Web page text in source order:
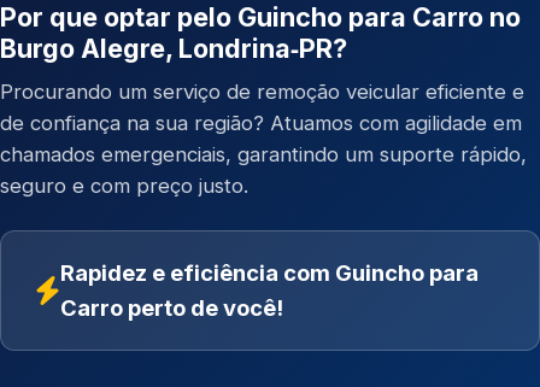
Por que optar pelo Guincho para Carro no
Burgo Alegre, Londrina‑PR?
Procurando um serviço de remoção veicular eficiente e
de confiança na sua região? Atuamos com agilidade em
chamados emergenciais, garantindo um suporte rápido,
seguro e com preço justo.
Rapidez e eficiência com Guincho para
Carro perto de você!